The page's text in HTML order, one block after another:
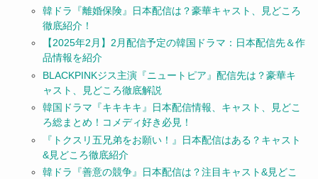
韓ドラ『離婚保険』日本配信は？豪華キャスト、見どころ
徹底紹介！
【2025年2月】2月配信予定の韓国ドラマ：日本配信先＆作
品情報を紹介
BLACKPINKジス主演『ニュートピア』配信先は？豪華キ
ャスト、見どころ徹底解説
韓国ドラマ『キキキキ』日本配信情報、キャスト、見どこ
ろ総まとめ！コメディ好き必見！
『トクスリ五兄弟をお願い！』日本配信はある？キャスト
&見どころ徹底紹介
韓ドラ『善意の競争』日本配信は？注目キャスト&見どこ